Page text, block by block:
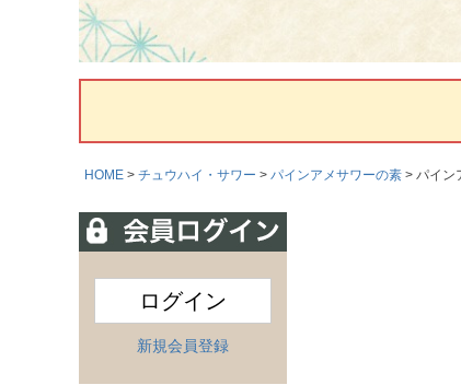
HOME チュウハイ・サワー パインアメサワーの素 パイン
ログイン
新規会員登録